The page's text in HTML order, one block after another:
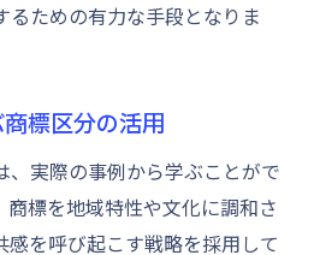
るための有力な手段となりま
標区分の活用
、実際の事例から学ぶことがで
商標を地域特性や文化に調和さ
を呼び起こす戦略を採用して